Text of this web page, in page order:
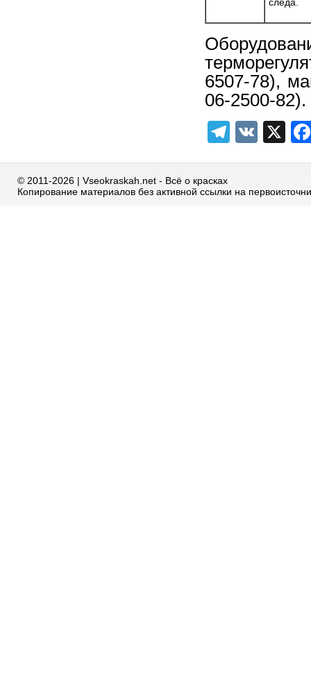
6507-78),
06-2500-82).
VK X
© 2011-2026 | Vseokraskah.net - Всё о красках
Копирование материалов без активной ссылки на